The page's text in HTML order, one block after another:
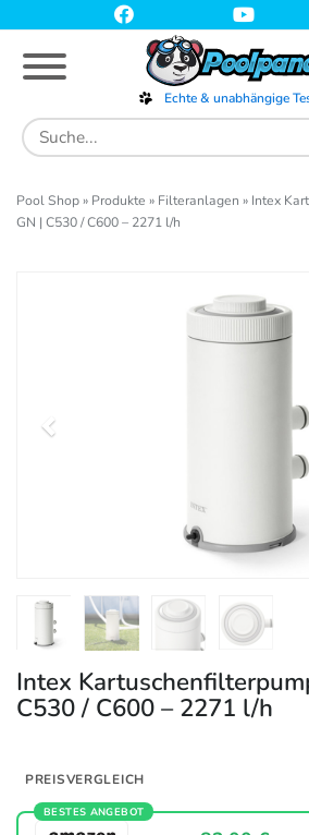
to
main
content
Echte & unabhängige
Search
for:
Pool Shop» Produkte » Filteranlagen » Intex
GN | C530 / C600 – 2271 l/h
Intex
C530 / C600 – 2271 l/h
PREISVERGLEICH
BESTES ANGEBOT